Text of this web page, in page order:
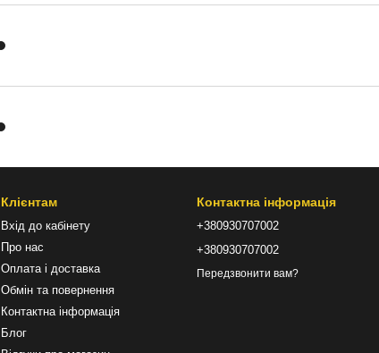
Клієнтам
Вхід до кабінету
Про нас
Оплата і доставка
Обмін та повернення
Контактна інформація
Блог
Контактна інформація
+380930707002
+380930707002
Передзвонити вам?